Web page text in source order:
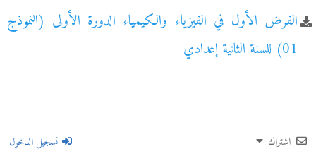
الفرض الأول في الفيزياء والكيمياء الدورة الأولى (النموذج
01) للسنة الثانية إعدادي
اشتراك تسجيل الدخول